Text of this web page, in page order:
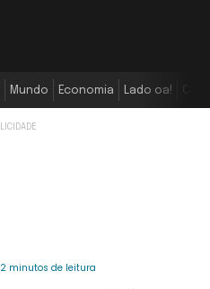
Mundo Economia Lado oa!
2 minutos de leitura